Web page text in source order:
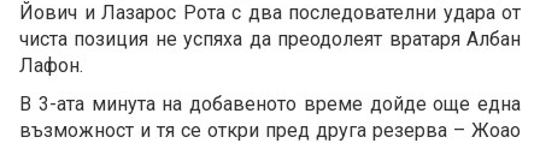
Йович и Лазарос Рота с два последователни удара от
чиста позиция не успяха да преодолеят вратаря Албан
Лафон.
В 3-ата минута на добавеното време дойде още една
възможност и тя се откри пред друга резерва – Жоао